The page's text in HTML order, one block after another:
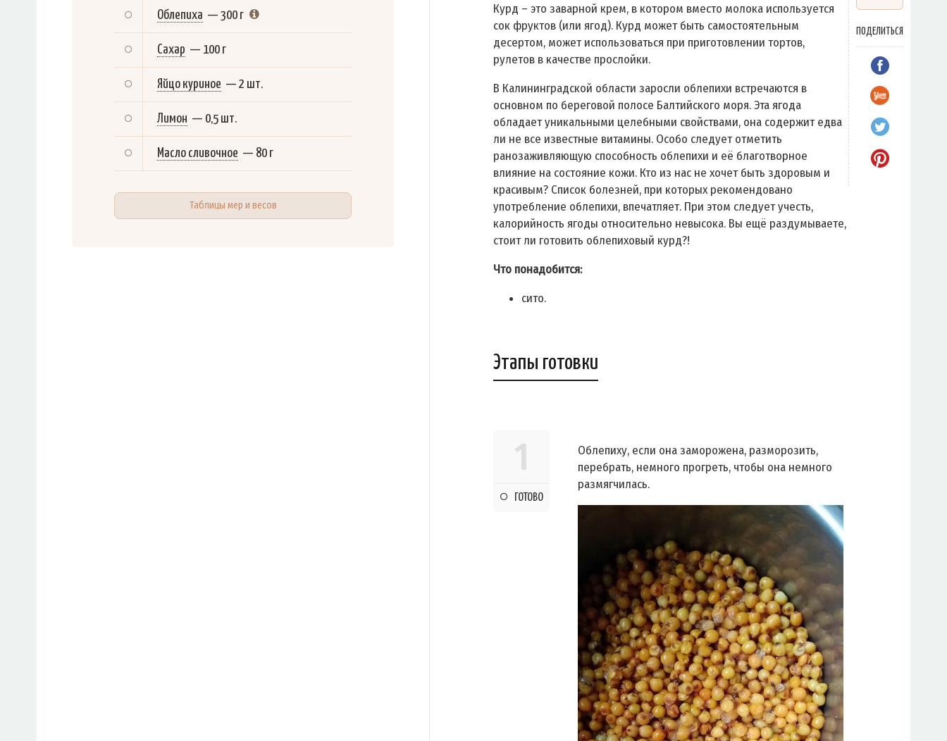
Облепиха — 300 г
Сахар — 100 г
Яйцо куриное — 2 шт.
Лимон — 0,5 шт.
Масло сливочное — 80 г
Таблицы мер и весов
ПОДЕЛИТЬСЯ
Курд – это заварной крем, в котором вместо молока используется
сок фруктов (или ягод). Курд может быть самостоятельным
десертом, может использоваться при приготовлении тортов,
рулетов в качестве прослойки.
В Калининградской области заросли облепихи встречаются в
основном по береговой полосе Балтийского моря. Эта ягода
обладает уникальными целебными свойствами, она содержит едва
ли не все известные витамины. Особо следует отметить
ранозаживляющую способность облепихи и её благотворное
влияние на состояние кожи. Кто из нас не хочет быть здоровым и
красивым? Список болезней, при которых рекомендовано
употребление облепихи, впечатляет. При этом следует учесть,
калорийность ягоды относительно невысока. Вы ещё раздумываете,
стоит ли готовить облепиховый курд?!
Что понадобится:
сито.
Этапы готовки
1
ГОТОВО
Облепиху, если она заморожена, разморозить,
перебрать, немного прогреть, чтобы она немного
размягчилась.